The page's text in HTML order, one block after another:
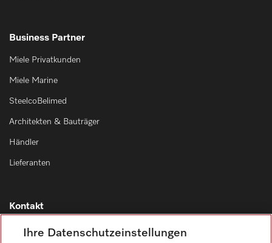
Business Partner
Miele Privatkunden
Miele Marine
SteelcoBelimed
Architekten & Bauträger
Händler
Lieferanten
Kontakt
Kontaktübersicht
Ihre Datenschutzeinstellungen